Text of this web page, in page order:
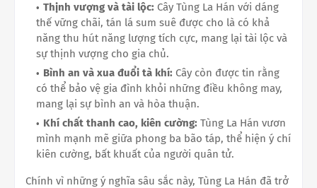
Thịnh vượng và tài lộc: Cây Tùng La Hán với dáng
thế vững chãi, tán lá sum suê được cho là có khả
năng thu hút năng lượng tích cực, mang lại tài lộc và
sự thịnh vượng cho gia chủ.
Bình an và xua đuổi tà khí: Cây còn được tin rằng
có thể bảo vệ gia đình khỏi những điều không may,
mang lại sự bình an và hòa thuận.
Khí chất thanh cao, kiên cường: Tùng La Hán vươn
mình mạnh mẽ giữa phong ba bão táp, thể hiện ý chí
kiên cường, bất khuất của người quân tử.
Chính vì những ý nghĩa sâu sắc này, Tùng La Hán đã trở